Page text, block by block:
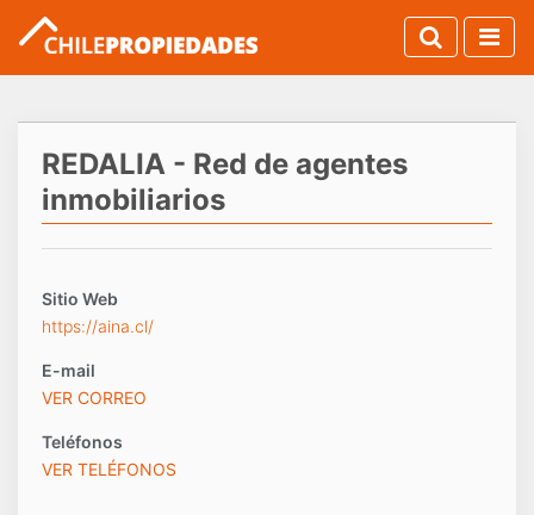
REDALIA - Red de agentes
inmobiliarios
Sitio Web
https://aina.cl/
E-mail
VER CORREO
Teléfonos
VER TELÉFONOS